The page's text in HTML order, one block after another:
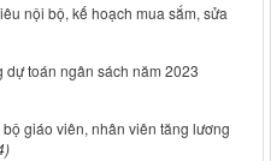
nội bộ, kế hoạch mua sắm, sửa
toán ngân sách năm 2023
giáo viên, nhân viên tăng lương